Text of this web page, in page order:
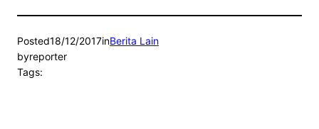
Posted18/12/2017inBerita Lain
byreporter
Tags: